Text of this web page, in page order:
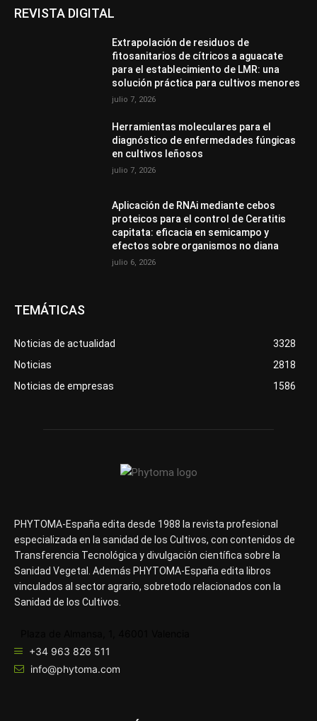
REVISTA DIGITAL
Extrapolación de residuos de
fitosanitarios de cítricos a aguacate
para el establecimiento de LMR: una
solución práctica para cultivos menores
julio 7, 2026
Herramientas moleculares para el
diagnóstico de enfermedades fúngicas
en cultivos leñosos
julio 7, 2026
Aplicación de RNAi mediante cebos
proteicos para el control de Ceratitis
capitata: eficacia en semicampo y
efectos sobre organismos no diana
julio 6, 2026
TEMÁTICAS
Noticias de actualidad
3328
Noticias
2818
Noticias de empresas
1586
PHYTOMA-España edita desde 1988 la revista profesional
especializada en la sanidad de los Cultivos, con contenidos de
Transferencia Tecnológica y divulgación científica sobre la
Sanidad Vegetal. Además PHYTOMA-España edita libros
vinculados al sector agrario, sobretodo relacionados con la
Sanidad de los Cultivos.
+34 963 826 511
info@phytoma.com